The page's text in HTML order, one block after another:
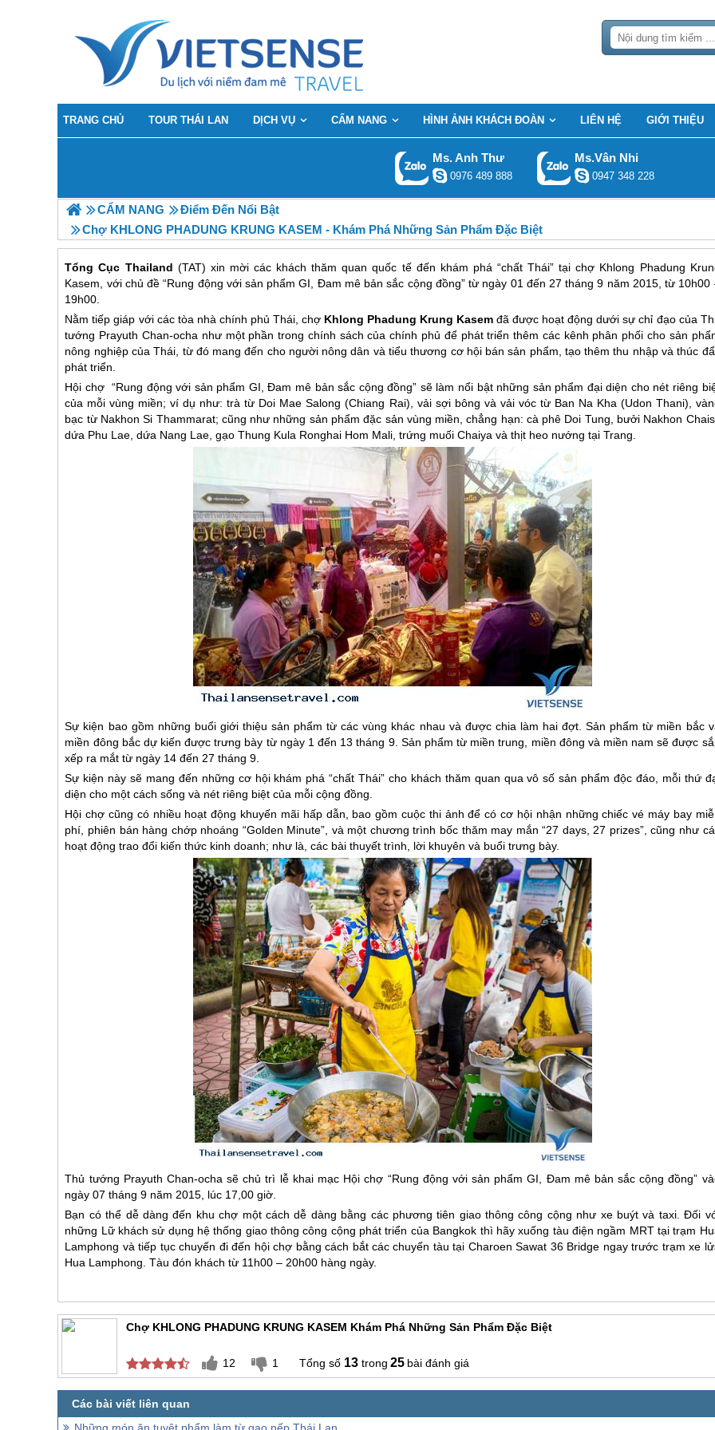
TRANG CHỦ TOUR THÁI LAN DỊCH VỤ CẨM NANG HÌNH ẢNH KHÁCH ĐOÀN LIÊN HỆ GIỚI THIỆU
Ms. Anh Thư
0976 489 888
Ms.Vân Nhi
0947 348 228
CẨM NANG
Điểm Đến Nổi Bật
Chợ KHLONG PHADUNG KRUNG KASEM - Khám Phá Những Sản Phẩm Đặc Biệt
Tổng Cục Thailand (TAT) xin mời các khách thăm quan quốc tế đến khám phá “chất Thái” tại chợ Khlong Phadung
Kasem, với chủ đề “Rung động với sản phẩm GI, Đam mê bản sắc cộng đồng” từ ngày 01 đến 27 tháng 9 năm 2015, từ 10h00
19h00.
Nằm tiếp giáp với các tòa nhà chính phủ Thái, chợ Khlong Phadung Krung Kasem đã được hoạt động dưới sự chỉ đạo của
tướng Prayuth Chan-ocha như một phần trong chính sách của chính phủ để phát triển thêm các kênh phân phối cho sản
nông nghiệp của Thái, từ đó mang đến cho người nông dân và tiểu thương cơ hội bán sản phẩm, tạo thêm thu nhập và thúc
phát triển.
Hội chợ “Rung động với sản phẩm GI, Đam mê bản sắc cộng đồng” sẽ làm nổi bật những sản phẩm đại diện cho nét riêng
của mỗi vùng miền; ví dụ như: trà từ Doi Mae Salong (Chiang Rai), vải sợi bông và vải vóc từ Ban Na Kha (Udon Thani),
bạc từ Nakhon Si Thammarat; cũng như những sản phẩm đặc sản vùng miền, chẳng hạn: cà phê Doi Tung, bưởi Nakhon
dứa Phu Lae, dứa Nang Lae, gạo Thung Kula Ronghai Hom Mali, trứng muối Chaiya và thịt heo nướng tại Trang.
Sự kiện bao gồm những buổi giới thiệu sản phẩm từ các vùng khác nhau và được chia làm hai đợt. Sản phẩm từ miền bắc
miền đông bắc dự kiến được trưng bày từ ngày 1 đến 13 tháng 9. Sản phẩm từ miền trung, miền đông và miền nam sẽ được
xếp ra mắt từ ngày 14 đến 27 tháng 9.
Sự kiện này sẽ mang đến những cơ hội khám phá “chất Thái” cho khách thăm quan qua vô số sản phẩm độc đáo, mỗi thứ
diện cho một cách sống và nét riêng biệt của mỗi cộng đồng.
Hội chợ cũng có nhiều hoạt động khuyến mãi hấp dẫn, bao gồm cuộc thi ảnh để có cơ hội nhận những chiếc vé máy bay
phí, phiên bán hàng chớp nhoáng “Golden Minute”, và một chương trình bốc thăm may mắn “27 days, 27 prizes”, cũng như
hoạt động trao đổi kiến thức kinh doanh; như là, các bài thuyết trình, lời khuyên và buổi trưng bày.
Thủ tướng Prayuth Chan-ocha sẽ chủ trì lễ khai mạc Hội chợ “Rung động với sản phẩm GI, Đam mê bản sắc cộng đồng”
ngày 07 tháng 9 năm 2015, lúc 17,00 giờ.
Bạn có thể dễ dàng đến khu chợ một cách dễ dàng bằng các phương tiên giao thông công cộng như xe buýt và taxi. Đối
những Lữ khách sử dụng hệ thống giao thông công cộng phát triển của Bangkok thì hãy xuống tàu điện ngầm MRT tại trạm
Lamphong và tiếp tục chuyến đi đến hội chợ bằng cách bắt các chuyến tàu tại Charoen Sawat 36 Bridge ngay trước trạm xe
Hua Lamphong. Tàu đón khách từ 11h00 – 20h00 hàng ngày.
Chợ KHLONG PHADUNG KRUNG KASEM Khám Phá Những Sản Phẩm Đặc Biệt
12 1 13 25 bài đánh giá